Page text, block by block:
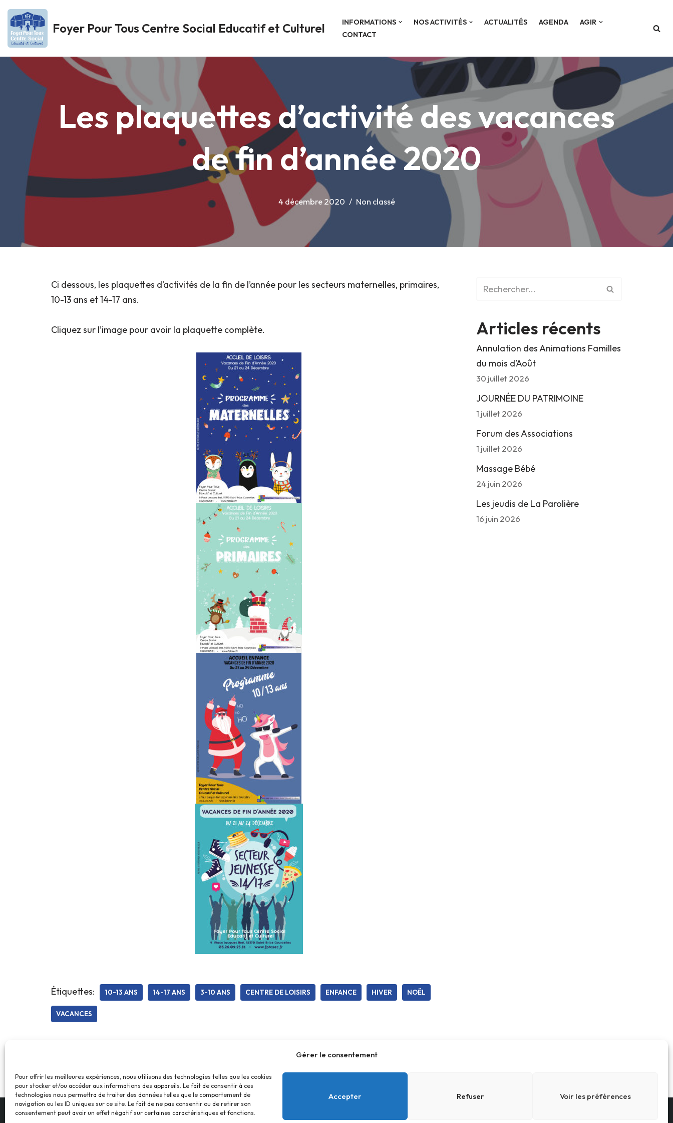
Gérer le consentement
Pour offrir les meilleures expériences, nous utilisons des technologies telles que les cookies
pour stocker et/ou accéder aux informations des appareils. Le fait de consentir à ces
technologies nous permettra de traiter des données telles que le comportement de
navigation ou les ID uniques sur ce site. Le fait de ne pas consentir ou de retirer son
consentement peut avoir un effet négatif sur certaines caractéristiques et fonctions.
Accepter Refuser Voir les préférences
Aller
au
contenu
Foyer Pour Tous Centre Social Educatif et Culturel INFORMATIONS NOS ACTIVITÉS ACTUALITÉS AGENDA
AGIR
CONTACT
Les plaquettes d’activité des vacances
de fin d’année 2020
4 décembre 2020 Non classé
Ci dessous, les plaquettes d’activités de la fin de l’année pour les secteurs maternelles, primaires,
10-13 ans et 14-17 ans.
Cliquez sur l’image pour avoir la plaquette complète.
Étiquettes: 10-13 ANS 14-17 ANS 3-10 ANS CENTRE DE LOISIRS ENFANCE HIVER NOËL
VACANCES
Articles récents
Annulation des Animations Familles
du mois d’Août
30 juillet 2026
JOURNÉE DU PATRIMOINE
1 juillet 2026
Forum des Associations
1 juillet 2026
Massage Bébé
24 juin 2026
Les jeudis de La Parolière
16 juin 2026
Accueil Contact Confidentialité